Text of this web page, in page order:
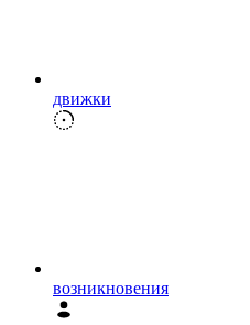
движки
возникновения